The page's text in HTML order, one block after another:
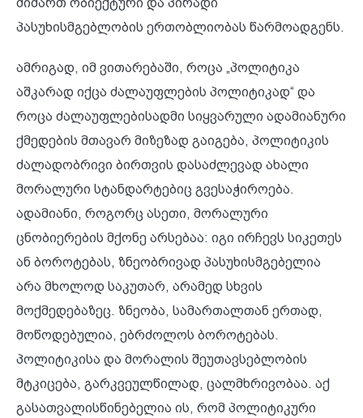
პასუხისმგებლობის ერთობლიობას წარმოადგენს.
ამრიგად, იმ ვითარებაში, როცა „პოლიტიკა
აშკარად იქცა ძალაუფლების პოლიტიკად“ და
როცა ძალაუფლებისადმი სიყვარული ადამიანური
ქმედების მთავარ მიზეზად გაიგება, პოლიტიკის
ძალადობრივი ბირთვის დასაძლევად ახალი
მორალური სტანდარტებიც გვესაჭიროება.
ადამიანი, როგორც ასეთი, მორალური
ცნობიერების მქონე არსებაა: იგი ირჩევს სიკეთეს
ან ბოროტებას, ზნეობრივად პასუხისმგებელია
არა მხოლოდ საკუთარ, არამედ სხვის
მოქმედებაზეც. ზნეობა, სამართალთან ერთად,
მოწოდებულია, ებრძოლოს ბოროტებას.
პოლიტიკისა და მორალის შეუთავსებლობის
მტკიცება, გარკვეულწილად, ცალმხრივობაა. აქ
გასათვალისწინებელია ის, რომ პოლიტიკური